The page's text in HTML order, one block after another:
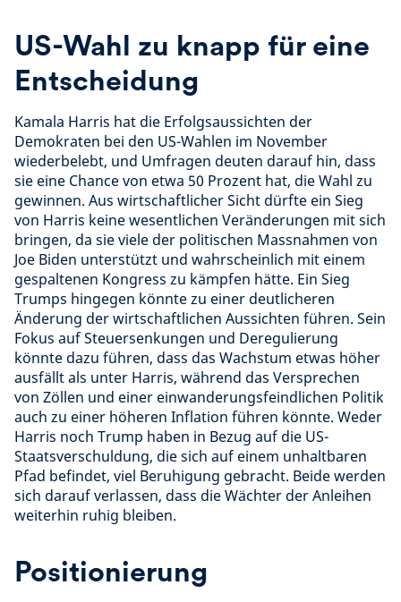
US-Wahl zu knapp für eine
Entscheidung
Kamala Harris hat die Erfolgsaussichten der
Demokraten bei den US-Wahlen im November
wiederbelebt, und Umfragen deuten darauf hin, dass
sie eine Chance von etwa 50 Prozent hat, die Wahl zu
gewinnen. Aus wirtschaftlicher Sicht dürfte ein Sieg
von Harris keine wesentlichen Veränderungen mit sich
bringen, da sie viele der politischen Massnahmen von
Joe Biden unterstützt und wahrscheinlich mit einem
gespaltenen Kongress zu kämpfen hätte. Ein Sieg
Trumps hingegen könnte zu einer deutlicheren
Änderung der wirtschaftlichen Aussichten führen. Sein
Fokus auf Steuersenkungen und Deregulierung
könnte dazu führen, dass das Wachstum etwas höher
ausfällt als unter Harris, während das Versprechen
von Zöllen und einer einwanderungsfeindlichen Politik
auch zu einer höheren Inflation führen könnte. Weder
Harris noch Trump haben in Bezug auf die US-
Staatsverschuldung, die sich auf einem unhaltbaren
Pfad befindet, viel Beruhigung gebracht. Beide werden
sich darauf verlassen, dass die Wächter der Anleihen
weiterhin ruhig bleiben.
Positionierung